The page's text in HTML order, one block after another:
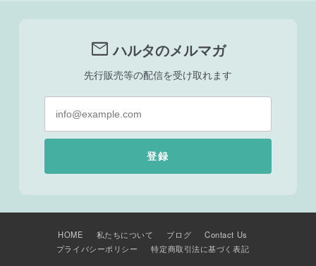
mail ハルタのメルマガ
先行販売等の配信を受け取れます
登録
HOME 私たちについて ブログ
Contact Us
プライバシーポリシー
特定商取引法に基づく表記